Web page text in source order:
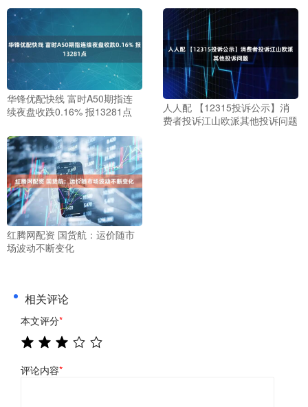
华锋优配快线 富时A50期指连
续夜盘收跌0.16% 报13281点
人人配 【12315投诉公示】消
费者投诉江山欧派其他投诉问题
红腾网配资 国货航：运价随市
场波动不断变化
相关评论
本文评分*
评论内容*